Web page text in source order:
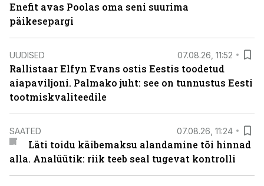
Enefit avas Poolas oma seni suurima
päikesepargi
UUDISED 07.08.26, 11:52
Rallistaar Elfyn Evans ostis Eestis toodetud
aiapaviljoni. Palmako juht: see on tunnustus Eesti
tootmiskvaliteedile
SAATED 07.08.26, 11:24
Läti toidu käibemaksu alandamine tõi hinnad
alla. Analüütik: riik teeb seal tugevat kontrolli